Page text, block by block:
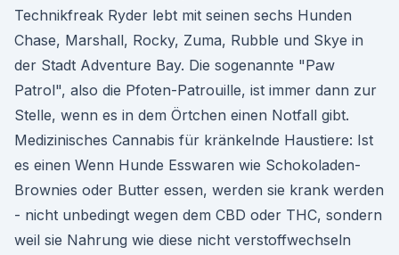
Technikfreak Ryder lebt mit seinen sechs Hunden
Chase, Marshall, Rocky, Zuma, Rubble und Skye in
der Stadt Adventure Bay. Die sogenannte "Paw
Patrol", also die Pfoten-Patrouille, ist immer dann zur
Stelle, wenn es in dem Örtchen einen Notfall gibt.
Medizinisches Cannabis für kränkelnde Haustiere: Ist
es einen Wenn Hunde Esswaren wie Schokoladen-
Brownies oder Butter essen, werden sie krank werden
- nicht unbedingt wegen dem CBD oder THC, sondern
weil sie Nahrung wie diese nicht verstoffwechseln